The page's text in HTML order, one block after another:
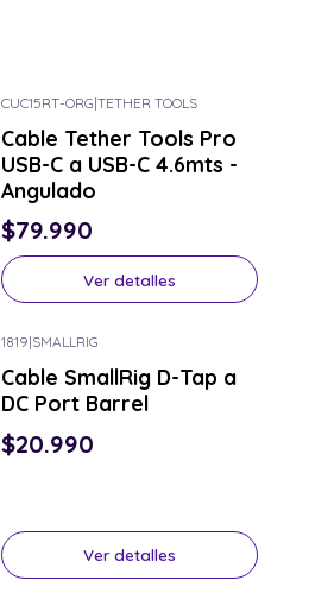
CUC15RT-ORG|TETHER TOOLS
Cable Tether Tools Pro
USB-C a USB-C 4.6mts -
Angulado
$79.990
Ver detalles
1819|SMALLRIG
Cable SmallRig D-Tap a
DC Port Barrel
$20.990
Ver detalles